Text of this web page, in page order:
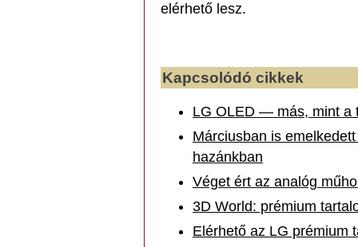
elérhető lesz.
Kapcsolódó cikkek
LG OLED — más, mint a
Márciusban is
hazánkban
Véget ért az analóg
3D World: prémium
Elérhető az LG prémium